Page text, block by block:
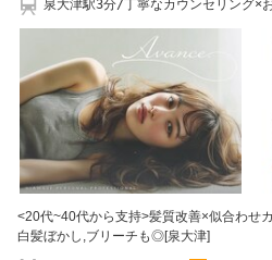
泉大津駅3分/丁寧なカウンセリング×
<20代~40代から支持>髪質改善×似合わせ
白髪ぼかし,ブリーチも◎[泉大津]